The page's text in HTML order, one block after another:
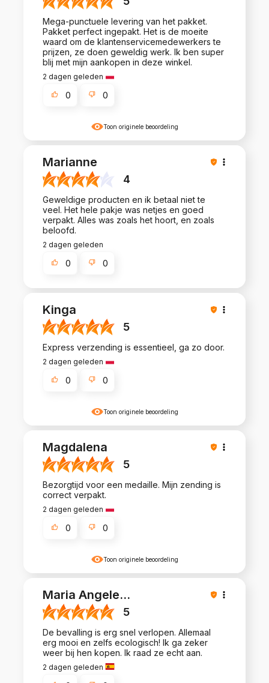
Toon originele beoordeling
Mega-punctuele levering van het pakket.
Pakket perfect ingepakt. Het is de moeite
waard om de klantenservicemedewerkers te
prijzen, ze doen geweldig werk. Ik ben super
blij met mijn aankopen in deze winkel.
2 dagen geleden
0 0
Marianne
4
Geweldige producten en ik betaal niet te
veel. Het hele pakje was netjes en goed
verpakt. Alles was zoals het hoort, en zoals
beloofd.
2 dagen geleden
0 0
Toon originele beoordeling
Kinga
5
Express verzending is essentieel, ga zo door.
2 dagen geleden
0 0
Toon originele beoordeling
Magdalena
5
Bezorgtijd voor een medaille. Mijn zending is
correct verpakt.
2 dagen geleden
0 0
Maria Angele...
5
De bevalling is erg snel verlopen. Allemaal
erg mooi en zelfs ecologisch! Ik ga zeker
weer bij hen kopen. Ik raad ze echt aan.
2 dagen geleden